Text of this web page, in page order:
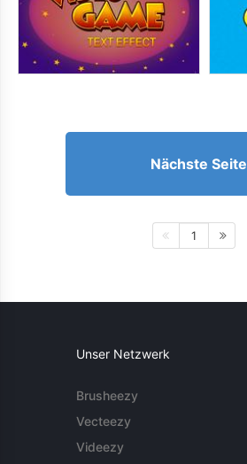
Nächste Seite
1
Unser Netzwerk
Brusheezy
Vecteezy
Videezy